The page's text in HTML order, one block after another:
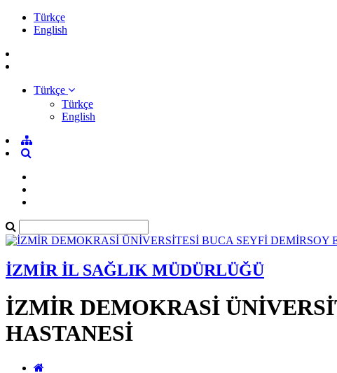
Türkçe
English
Türkçe
Türkçe
English
İZMİR İL SAĞLIK MÜDÜRLÜĞÜ
İZMİR DEMOKRASİ
HASTANESİ